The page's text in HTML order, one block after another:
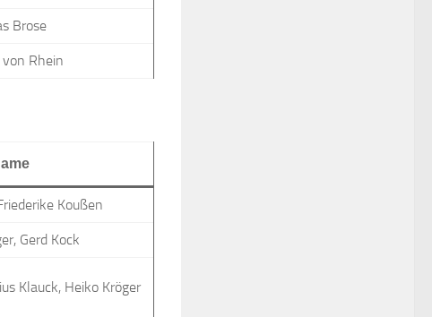
Brose
von Rhein
Koußen
Gerd Kock
Klauck, Heiko Kröger